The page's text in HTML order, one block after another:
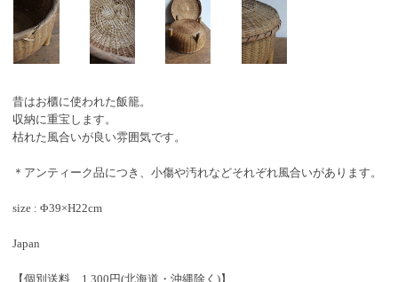
昔はお櫃に使われた飯籠。
収納に重宝します。
枯れた風合いが良い雰囲気です。
＊アンティーク品につき、小傷や汚れなどそれぞれ風合いがあります。
size : Φ39×H22cm
Japan
【個別送料 1,300円(北海道・沖縄除く)】